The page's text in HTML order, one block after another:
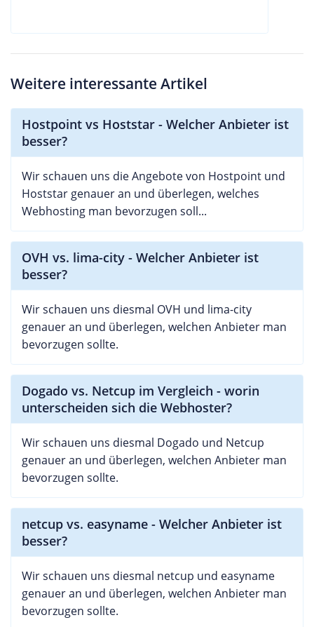
Weitere interessante Artikel
Hostpoint vs Hoststar - Welcher Anbieter ist
besser?
Wir schauen uns die Angebote von Hostpoint und
Hoststar genauer an und überlegen, welches
Webhosting man bevorzugen soll...
OVH vs. lima-city - Welcher Anbieter ist
besser?
Wir schauen uns diesmal OVH und lima-city
genauer an und überlegen, welchen Anbieter man
bevorzugen sollte.
Dogado vs. Netcup im Vergleich - worin
unterscheiden sich die Webhoster?
Wir schauen uns diesmal Dogado und Netcup
genauer an und überlegen, welchen Anbieter man
bevorzugen sollte.
netcup vs. easyname - Welcher Anbieter ist
besser?
Wir schauen uns diesmal netcup und easyname
genauer an und überlegen, welchen Anbieter man
bevorzugen sollte.